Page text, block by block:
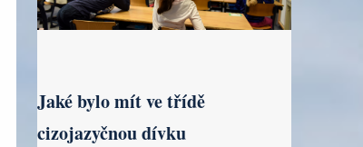
Jaké bylo mít ve třídě
cizojazyčnou dívku